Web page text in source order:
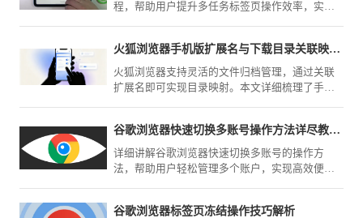
程，帮助用户提升多任务标签页操作效率，实现
火狐浏览器手机版扩展名与下载目录关联映射与重设
火狐浏览器支持灵活的文件归档管理，通过关联
扩展名即可实现目录映射。本文详细梳理了手动
归档与管理效率。
谷歌浏览器快速切换多账号操作方法详尽教程完整分享
详细讲解谷歌浏览器快速切换多账号的操作方
法，帮助用户轻松管理多个账户，实现高效便捷
谷歌浏览器标签页冻结操作技巧解析